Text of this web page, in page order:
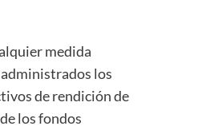
medida
los
de rendición de
los fondos